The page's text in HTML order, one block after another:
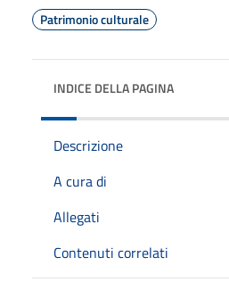
Patrimonio culturale
INDICE DELLA PAGINA
Descrizione
A cura di
Allegati
Contenuti correlati